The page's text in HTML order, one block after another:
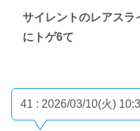
サイレントのレアスラ
にトゲ6て
41 : 2026/03/10(火)